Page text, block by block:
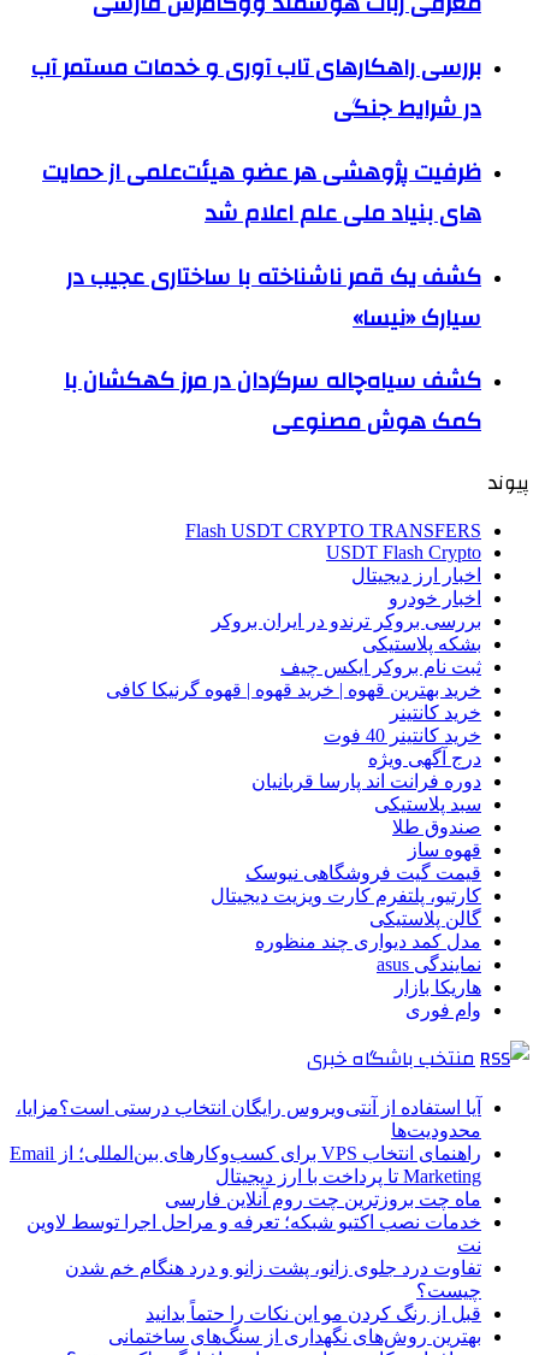
بررسی راهکارهای تاب آوری و خدمات مستمر آب
در شرایط جنگی
ظرفیت پژوهشی هر عضو هیئت‌علمی از حمایت
های بنیاد ملی علم اعلام شد
کشف یک قمر ناشناخته با ساختاری عجیب در
سیارک «نیسا»
کشف سیاه‌چاله سرگردان در مرز کهکشان با
کمک هوش مصنوعی
پیوند
Flash USDT CRYPTO TRANSFERS
USDT Flash Crypto
اخبار ارز دیجیتال
اخبار خودرو
بررسی بروکر ترندو در ایران بروکر
بشکه پلاستیکی
ثبت نام بروکر ایکس چیف
خرید بهترین قهوه | خرید قهوه | قهوه گرنیکا کافی
خرید کانتینر
خرید کانتینر 40 فوت
درج آگهی ویژه
دوره فرانت اند پارسا قربانیان
سبد پلاستیکی
صندوق طلا
قهوه ساز
قیمت گیت فروشگاهی نیوسک
کارتیو، پلتفرم کارت ویزیت دیجیتال
گالن پلاستیکی
مدل کمد دیواری چند منظوره
نمایندگی asus
هاریکا بازار
وام فوری
منتخب باشگاه خبری
آیا استفاده از آنتی‌ویروس رایگان انتخاب درستی است؟مزایا،
محدودیت‌ها
راهنمای انتخاب VPS برای کسب‌وکارهای بین‌المللی؛ از Email
Marketing تا پرداخت با ارز دیجیتال
ماه چت بروزترین چت روم آنلاین فارسی
خدمات نصب اکتیو شبکه؛ تعرفه و مراحل اجرا توسط لاوین
نت
تفاوت درد جلوی زانو، پشت زانو و درد هنگام خم شدن
چیست؟
قبل از رنگ کردن مو این نکات را حتماً بدانید
بهترین روش‌های نگهداری از سنگ‌های ساختمانی